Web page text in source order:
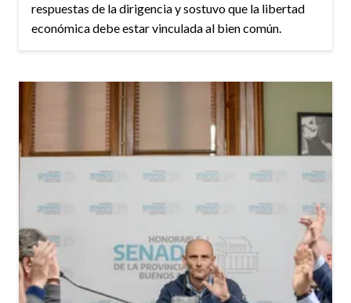
respuestas de la dirigencia y sostuvo que la libertad
económica debe estar vinculada al bien común.